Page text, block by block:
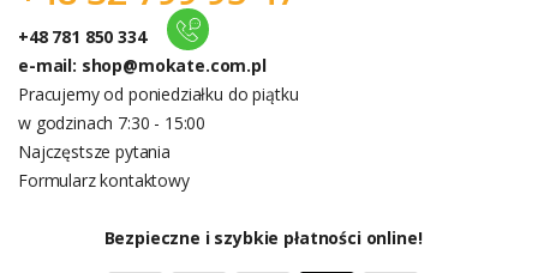
+48 781 850 334
e-mail: shop@mokate.com.pl
Pracujemy od poniedziałku do piątku
w godzinach 7:30 - 15:00
Najczęstsze pytania
Formularz kontaktowy
Bezpieczne i szybkie płatności online!